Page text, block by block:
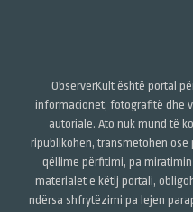
ObserverKult është portal
informacionet, fotografitë dhe
autoriale. Ato nuk mund të
ripublikohen, transmetohen
qëllime përfitimi, pa
materialet e këtij portali,
ndërsa shfrytëzimi pa lejen